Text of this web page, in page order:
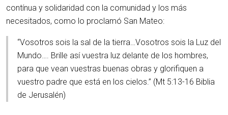
contínua y solidaridad con la comunidad y los más
necesitados, como lo proclamó San Mateo:
“Vosotros sois la sal de la tierra…Vosotros sois la Luz del
Mundo…. Brille así vuestra luz delante de los hombres,
para que vean vuestras buenas obras y glorifiquen a
vuestro padre que está en los cielos.” (Mt 5:13-16 Biblia
de Jerusalén)